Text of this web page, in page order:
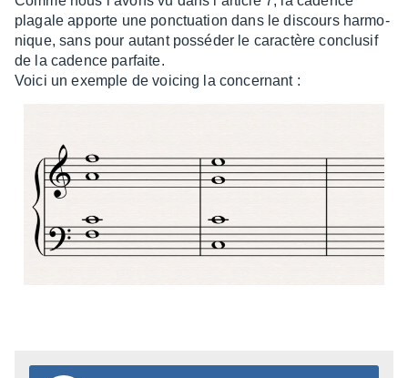
plagale apporte une ponc­tua­tion dans le discours harmo­
nique, sans pour autant possé­der le carac­tère conclu­sif
de la cadence parfaite.
Voici un exemple de voicing la concer­nant :